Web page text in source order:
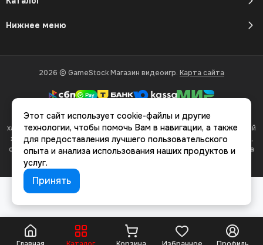
Нижнее меню
2026 © GameStock Магазин видеоигр. Карта сайта
Вся представленная на сайте информация, касающаяся
характеристик, стоимости товаров и услуг, носит информационный
характер и ни при каких условиях не является публичной офертой,
определяемой положениями Статьи 437(2) Гражданского кодекса
Этот сайт использует cookie-файлы и другие
технологии, чтобы помочь Вам в навигации, а также
для предоставления лучшего пользовательского
опыта и анализа использования наших продуктов и
услуг.
Принять